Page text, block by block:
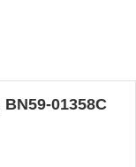
01358C